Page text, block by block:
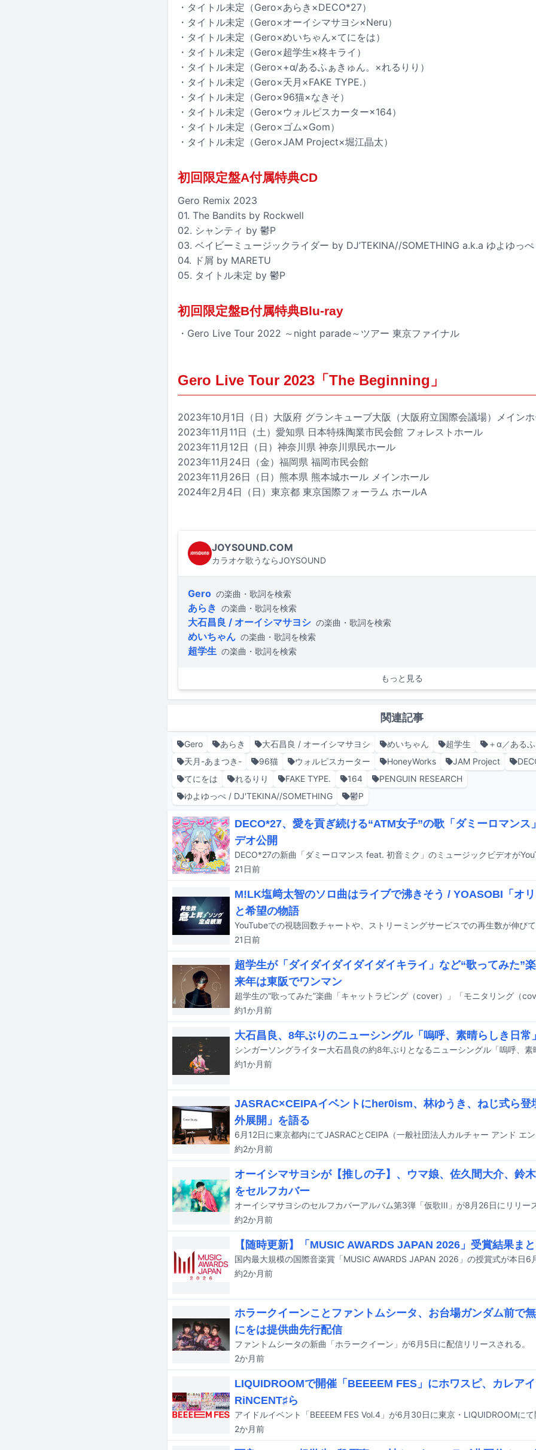
・タイトル未定（Gero×あらき×DECO*27）
・タイトル未定（Gero×オーイシマサヨシ×Neru）
・タイトル未定（Gero×めいちゃん×てにをは）
・タイトル未定（Gero×超学生×柊キライ）
・タイトル未定（Gero×+α/あるふぁきゅん。×れるりり）
・タイトル未定（Gero×天月×FAKE TYPE.）
・タイトル未定（Gero×96猫×なきそ）
・タイトル未定（Gero×ウォルピスカーター×164）
・タイトル未定（Gero×ゴム×Gom）
・タイトル未定（Gero×JAM Project×堀江晶太）
初回限定盤A付属特典CD
Gero Remix 2023
01. The Bandits by Rockwell
02. シャンティ by 鬱P
03. ベイビーミュージックライダー by DJ’TEKINA//SOMETHING a.k.a ゆよゆっぺ
04. ド屑 by MARETU
05. タイトル未定 by 鬱P
初回限定盤B付属特典Blu-ray
・Gero Live Tour 2022 ～night parade～ツアー 東京ファイナル
Gero Live Tour 2023「The Beginning」
2023年10月1日（日）大阪府 グランキューブ大阪（大阪府立国際会議場）メイン
2023年11月11日（土）愛知県 日本特殊陶業市民会館 フォレストホール
2023年11月12日（日）神奈川県 神奈川県民ホール
2023年11月24日（金）福岡県 福岡市民会館
2023年11月26日（日）熊本県 熊本城ホール メインホール
2024年2月4日（日）東京都 東京国際フォーラム ホールA
JOYSOUND.COM
カラオケ歌うならJOYSOUND
Gero の楽曲・歌詞を検索
あらき の楽曲・歌詞を検索
大石昌良 / オーイシマサヨシ の楽曲・歌詞を検索
めいちゃん の楽曲・歌詞を検索
超学生 の楽曲・歌詞を検索
もっと見る
関連記事
Gero あらき 大石昌良 / オーイシマサヨシ めいちゃん 超学生
＋α／ある
天月-あまつき-
96猫 ウォルピスカーター HoneyWorks JAM Project
てにをは
れるりり FAKE TYPE. 164
PENGUIN RESEARCH
ゆよゆっぺ / DJ'TEKINA//SOMETHING
鬱P
DECO*27、愛を貢ぎ続ける“ATM女子”の歌「ダミーロマンス
デオ公開
DECO*27の新曲「ダミーロマンス feat. 初音ミク」のミュージックビデオが
21日前
M!LK塩﨑太智のソロ曲はライブで沸きそう / YOASOBI「オ
と希望の物語
21日前
超学生が「ダイダイダイダイダイキライ」など“歌ってみた”
来年は東阪でワンマン
約1か月前
大石昌良、8年ぶりのニューシングル「嗚呼、素晴らしき日常
約1か月前
JASRAC×CEIPAイベントにher0ism、林ゆうき、ねじ式ら登
外展開」を語る
約2か月前
オーイシマサヨシが【推しの子】、ウマ娘、佐久間大介、鈴
をセルフカバー
オーイシマサヨシのセルフカバーアルバム第3弾「仮歌III」が8月26日にリリー
約2か月前
【随時更新】「MUSIC AWARDS JAPAN 2026」受賞結果ま
約2か月前
ホラークイーンことファントムシータ、お台場ガンダム前で
にをは提供曲先行配信
ファントムシータの新曲「ホラークイーン」が6月5日に配信リリースされる。
2か月前
LIQUIDROOMで開催「BEEEEM FES」にホワスピ、カレア
RiNCENT♯ら
アイドルイベント「BEEEEM FES Vol.4」が6月30日に東京・LIQUIDROOMに
2か月前